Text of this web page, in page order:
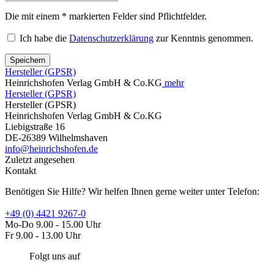
Die mit einem * markierten Felder sind Pflichtfelder.
Ich habe die Datenschutzerklärung zur Kenntnis genommen.
Speichern
Hersteller (GPSR)
Heinrichshofen Verlag GmbH & Co.KG mehr
Hersteller (GPSR)
Hersteller (GPSR)
Heinrichshofen Verlag GmbH & Co.KG
Liebigstraße 16
DE-26389 Wilhelmshaven
info@heinrichshofen.de
Zuletzt angesehen
Kontakt
Benötigen Sie Hilfe? Wir helfen Ihnen gerne weiter unter Telefon:
+49 (0) 4421 9267-0
Mo-Do 9.00 - 15.00 Uhr
Fr 9.00 - 13.00 Uhr
Folgt uns auf